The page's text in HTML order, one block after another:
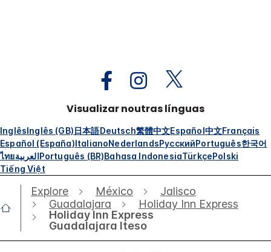
Visualizar noutras línguas
InglêsInglês (GB)日本語Deutsch繁體中文Español中文Français
Español (España)ItalianoNederlandsРусскийPortuguês한국어
ไทยالعربيةPortuguês (BR)Bahasa IndonesiaTürkçePolski
Tiếng Việt
Explore México
Jalisco
Guadalajara
Holiday Inn Express
Holiday Inn Express
Guadalajara Iteso